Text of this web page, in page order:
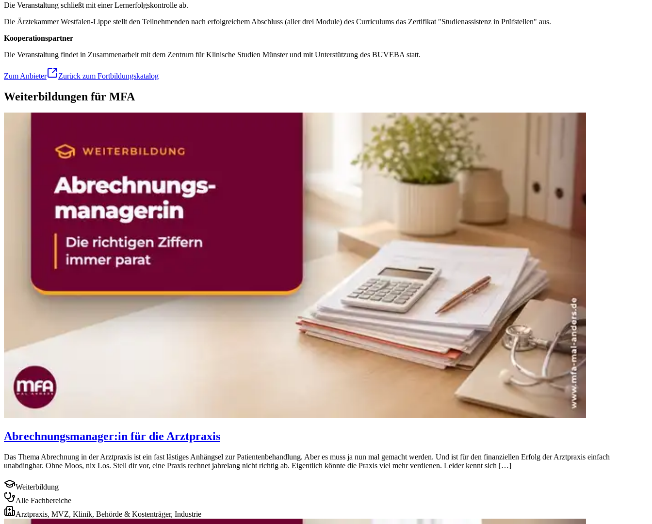
Die Veranstaltung schließt mit einer Lernerfolgskontrolle ab.
Die Ärztekammer Westfalen-Lippe stellt den Teilnehmenden nach erfolgreichem Abschluss (aller drei Module) des Curriculums das Zertifikat "Studienassistenz in Prüfstellen" aus.
Kooperationspartner
Die Veranstaltung findet in Zusammenarbeit mit dem Zentrum für Klinische Studien Münster und mit Unterstützung des BUVEBA statt.
Zum Anbieter Zurück zum Fortbildungskatalog
Weiterbildungen für MFA
Abrechnungsmanager:in für die Arztpraxis
Das Thema Abrechnung in der Arztpraxis ist ein fast lästiges Anhängsel zur Patientenbehandlung. Aber es muss ja nun mal gemacht werden. Und ist für den finanziellen Erfolg der Arztpraxis einfach
unabdingbar. Ohne Moos, nix Los. Stell dir vor, eine Praxis rechnet jahrelang nicht richtig ab. Eigentlich könnte die Praxis viel mehr verdienen. Leider kennt sich […]
Weiterbildung
Alle Fachbereiche
Arztpraxis, MVZ, Klinik, Behörde & Kostenträger, Industrie